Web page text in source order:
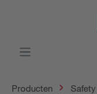
Producten Safety